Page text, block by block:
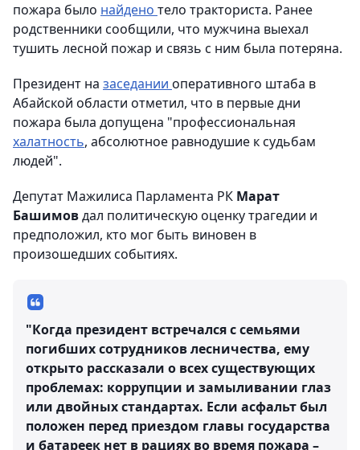
пожара было найдено тело тракториста. Ранее
родственники сообщили, что мужчина выехал
тушить лесной пожар и связь с ним была потеряна.
Президент на заседании оперативного штаба в
Абайской области отметил, что в первые дни
пожара была допущена "профессиональная
халатность, абсолютное равнодушие к судьбам
людей".
Депутат Мажилиса Парламента РК Марат
Башимовдал политическую оценку трагедии и
предположил, кто мог быть виновен в
произошедших событиях.
"Когда президент встречался с семьями
погибших сотрудников лесничества, ему
открыто рассказали о всех существующих
проблемах: коррупции и замыливании глаз
или двойных стандартах. Если асфальт был
положен перед приездом главы государства
и батареек нет в рациях во время пожара –